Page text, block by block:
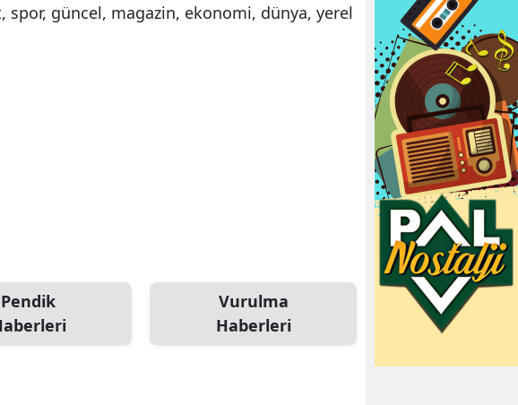
spor, güncel, magazin, ekonomi, dünya, yerel
Pendik
Vurulma
Haberleri